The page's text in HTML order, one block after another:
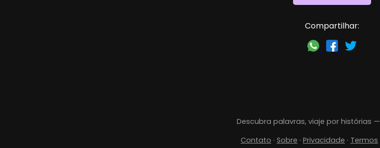
Compartilhar:
Descubra palavras, viaje por histórias —
Contato · Sobre · Privacidade · Termos